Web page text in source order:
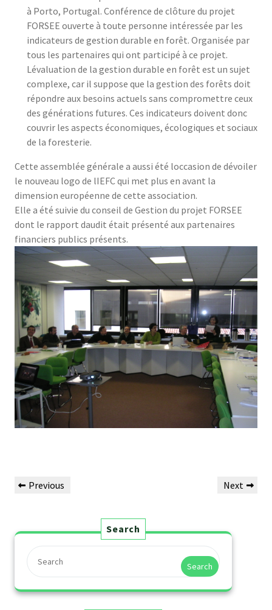
à Porto, Portugal. Conférence de clôture du projet
FORSEE ouverte à toute personne intéressée par les
indicateurs de gestion durable en forêt. Organisée par
tous les partenaires qui ont participé à ce projet.
Lévaluation de la gestion durable en forêt est un sujet
complexe, car il suppose que la gestion des forêts doit
répondre aux besoins actuels sans compromettre ceux
des générations futures. Ces indicateurs doivent donc
couvrir les aspects économiques, écologiques et sociaux
de la foresterie.
Cette assemblée générale a aussi été loccasion de dévoiler
le nouveau logo de lIEFC qui met plus en avant la
dimension européenne de cette association.
Elle a été suivie du conseil de Gestion du projet FORSEE
dont le rapport daudit était présenté aux partenaires
financiers publics présents.
Previous Next
Search
Search